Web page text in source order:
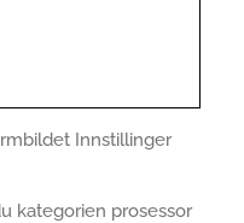
Innstillinger
kategorien prosessor